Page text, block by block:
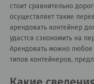
стоит сравнительно
осуществляет такие
арендовать контейнер
удастся сэкономить на
Арендовать можно
типов контейнеров,